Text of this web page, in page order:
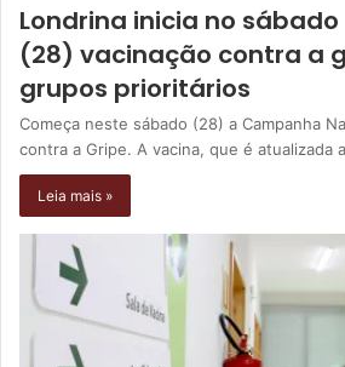
Londrina inicia no sábado
(28) vacinação contra a
grupos prioritários
Começa neste sábado (28) a Campanha
contra a Gripe. A vacina, que é atualizada
Leia mais »